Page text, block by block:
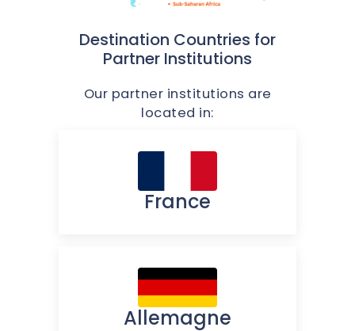
Destination Countries for
Partner Institutions
Our partner institutions are
located in:
France
Allemagne